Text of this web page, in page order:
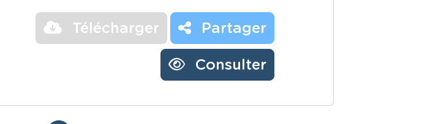
Télécharger Partager
Consulter